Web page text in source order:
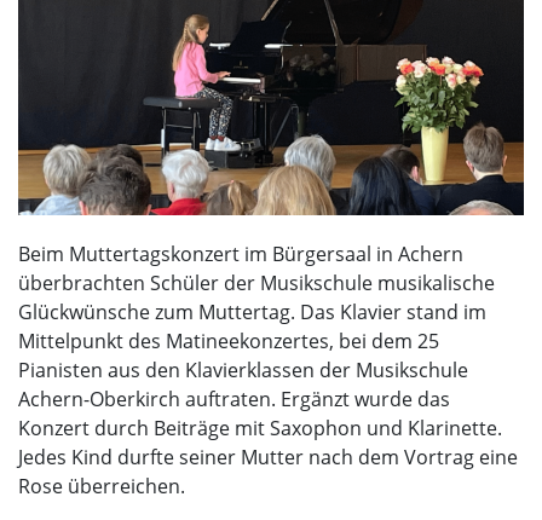
Beim Muttertagskonzert im Bürgersaal in Achern
überbrachten Schüler der Musikschule musikalische
Glückwünsche zum Muttertag. Das Klavier stand im
Mittelpunkt des Matineekonzertes, bei dem 25
Pianisten aus den Klavierklassen der Musikschule
Achern-Oberkirch auftraten. Ergänzt wurde das
Konzert durch Beiträge mit Saxophon und Klarinette.
Jedes Kind durfte seiner Mutter nach dem Vortrag eine
Rose überreichen.